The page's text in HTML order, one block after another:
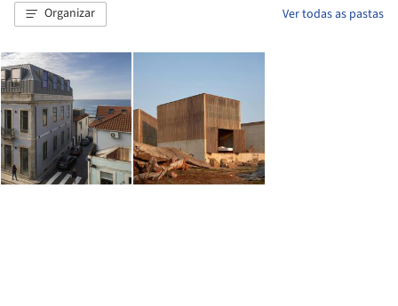
Organizar Ver todas as pastas